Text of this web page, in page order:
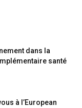
dans la
santé
à l’European